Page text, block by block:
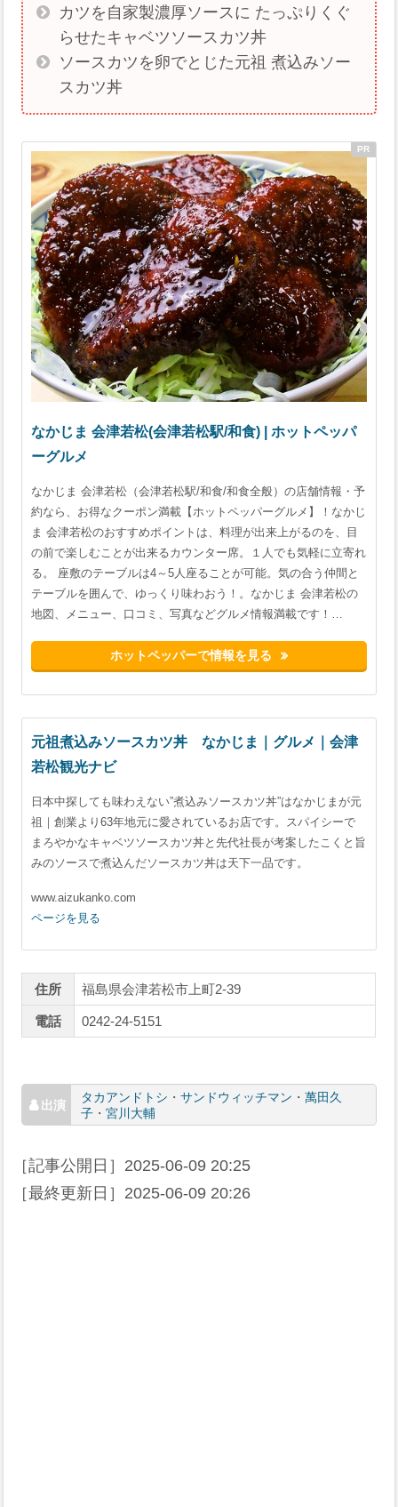
カツを自家製濃厚ソースに たっぷりくぐ
らせたキャベツソースカツ丼
ソースカツを卵でとじた元祖 煮込みソー
スカツ丼
なかじま 会津若松(会津若松駅/和食) | ホットペッパ
ーグルメ
なかじま 会津若松（会津若松駅/和食/和食全般）の店舗情報・予
約なら、お得なクーポン満載【ホットペッパーグルメ】！なかじ
ま 会津若松のおすすめポイントは、料理が出来上がるのを、目
の前で楽しむことが出来るカウンター席。１人でも気軽に立寄れ
る。 座敷のテーブルは4～5人座ることが可能。気の合う仲間と
テーブルを囲んで、ゆっくり味わおう！。なかじま 会津若松の
地図、メニュー、口コミ、写真などグルメ情報満載です！…
ホットペッパーで情報を見る
元祖煮込みソースカツ丼 なかじま｜グルメ｜会津
若松観光ナビ
日本中探しても味わえない”煮込みソースカツ丼”はなかじまが元
祖｜創業より63年地元に愛されているお店です。スパイシーで
まろやかなキャベツソースカツ丼と先代社長が考案したこくと旨
みのソースで煮込んだソースカツ丼は天下一品です。
www.aizukanko.com
ページを見る
住所 福島県会津若松市上町2-39
電話 0242-24-5151
タカアンドトシ ・ サンドウィッチマン ・ 萬田久
子・ 宮川大輔
［記事公開日］ 2025-06-09 20:25
［最終更新日］ 2025-06-09 20:26